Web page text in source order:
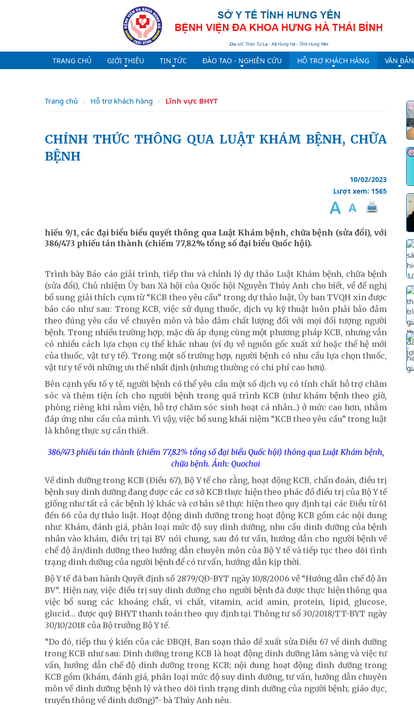
TRANG CHỦ GIỚI THIỆU TIN TỨC ĐÀO TẠO - NGHIÊN CỨU HỖ TRỢ KHÁCH HÀNG VĂN BẢN
Trang chủ Hỗ trợ khách hàng Lĩnh vực BHYT
CHÍNH THỨC THÔNG QUA LUẬT KHÁM BỆNH, CHỮA
BỆNH
10/02/2023
Lượt xem: 1565
hiều 9/1, các đại biểu biểu quyết thông qua Luật Khám bệnh, chữa bệnh (sửa đổi), với
386/473 phiếu tán thành (chiếm 77,82% tổng số đại biểu Quốc hội).
Trình bày Báo cáo giải trình, tiếp thu và chỉnh lý dự thảo Luật Khám bệnh, chữa bệnh
(sửa đổi), Chủ nhiệm Ủy ban Xã hội của Quốc hội Nguyễn Thúy Anh cho biết, về đề nghị
bổ sung giải thích cụm từ “KCB theo yêu cầu” trong dự thảo luật, Ủy ban TVQH xin được
báo cáo như sau: Trong KCB, việc sử dụng thuốc, dịch vụ kỹ thuật luôn phải bảo đảm
theo đúng yêu cầu về chuyên môn và bảo đảm chất lượng đối với mọi đối tượng người
bệnh. Trong nhiều trường hợp, mặc dù áp dụng cùng một phương pháp KCB, nhưng vẫn
có nhiều cách lựa chọn cụ thể khác nhau (ví dụ về nguồn gốc xuất xứ hoặc thế hệ mới
của thuốc, vật tư y tế). Trong một số trường hợp, người bệnh có nhu cầu lựa chọn thuốc,
vật tư y tế với những ưu thế nhất định (nhưng thường có chi phí cao hơn).
Bên cạnh yếu tố y tế, người bệnh có thể yêu cầu một số dịch vụ có tính chất hỗ trợ chăm
sóc và thêm tiện ích cho người bệnh trong quá trình KCB (như khám bệnh theo giờ,
phòng riêng khi nằm viện, hỗ trợ chăm sóc sinh hoạt cá nhân...) ở mức cao hơn, nhằm
đáp ứng nhu cầu của mình. Vì vậy, việc bổ sung khái niệm “KCB theo yêu cầu” trong luật
là không thực sự cần thiết.
386/473 phiếu tán thành (chiếm 77,82% tổng số đại biểu Quốc hội) thông qua Luật Khám bệnh,
chữa bệnh. Ảnh: Quochoi
Về dinh dưỡng trong KCB (Điều 67), Bộ Y tế cho rằng, hoạt động KCB, chẩn đoán, điều trị
bệnh suy dinh dưỡng đang được các cơ sở KCB thực hiện theo phác đồ điều trị của Bộ Y tế
giống như tất cả các bệnh lý khác và cơ bản sẽ thực hiện theo quy định tại các Điều từ 61
đến 66 của dự thảo luật. Hoạt động dinh dưỡng trong hoạt động KCB gồm các nội dung
như: Khám, đánh giá, phân loại mức độ suy dinh dưỡng, nhu cầu dinh dưỡng của bệnh
nhân vào khám, điều trị tại BV nói chung, sau đó tư vấn, hướng dẫn cho người bệnh về
chế độ ăn/dinh dưỡng theo hướng dẫn chuyên môn của Bộ Y tế và tiếp tục theo dõi tình
trạng dinh dưỡng của người bệnh để có tư vấn, hướng dẫn kịp thời.
Bộ Y tế đã ban hành Quyết định số 2879/QĐ-BYT ngày 10/8/2006 về “Hướng dẫn chế độ ăn
BV”. Hiện nay, việc điều trị suy dinh dưỡng cho người bệnh đã được thực hiện thông qua
việc bổ sung các khoáng chất, vi chất, vitamin, acid amin, protein, lipid, glucose,
glucid… được quỹ BHYT thanh toán theo quy định tại Thông tư số 30/2018/TT-BYT ngày
30/10/2018 của Bộ trưởng Bộ Y tế.
“Do đó, tiếp thu ý kiến của các ĐBQH, Ban soạn thảo đề xuất sửa Điều 67 về dinh dưỡng
trong KCB như sau: Dinh dưỡng trong KCB là hoạt động dinh dưỡng lâm sàng và việc tư
vấn, hướng dẫn chế độ dinh dưỡng trong KCB; nội dung hoạt động dinh dưỡng trong
KCB gồm (khám, đánh giá, phân loại mức độ suy dinh dưỡng, tư vấn, hướng dẫn chuyên
môn về dinh dưỡng bệnh lý và theo dõi tình trạng dinh dưỡng của người bệnh; giáo dục,
truyền thông về dinh dưỡng)”- bà Thúy Anh nêu.